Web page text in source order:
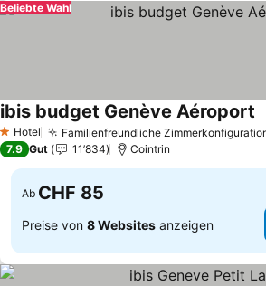
Beliebte Wahl
1 Sterne
Hotel Familienfreundliche
ibis budget Genève Aéroport
7.9 Gut 11’834 Cointrin
Ab CHF 85
Preise von 8 Websites anzeigen